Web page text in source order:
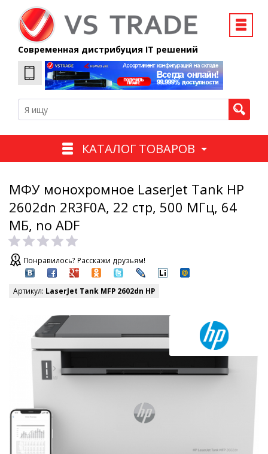
Современная дистрибуция IT решений
КАТАЛОГ ТОВАРОВ
МФУ монохромное LaserJet Tank HP
2602dn 2R3F0A, 22 стр, 500 МГц, 64
МБ, no ADF
Понравилось? Расскажи друзьям!
Артикул: LaserJet Tank MFP 2602dn HP